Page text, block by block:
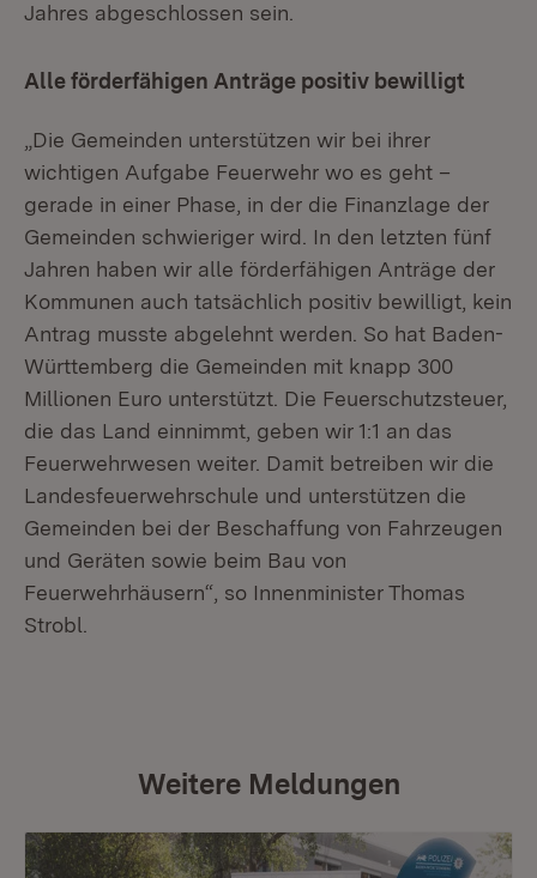
Jahres abgeschlossen sein.
Alle förderfähigen Anträge positiv bewilligt
„Die Gemeinden unterstützen wir bei ihrer
wichtigen Aufgabe Feuerwehr wo es geht –
gerade in einer Phase, in der die Finanzlage der
Gemeinden schwieriger wird. In den letzten fünf
Jahren haben wir alle förderfähigen Anträge der
Kommunen auch tatsächlich positiv bewilligt, kein
Antrag musste abgelehnt werden. So hat Baden-
Württemberg die Gemeinden mit knapp 300
Millionen Euro unterstützt. Die Feuerschutzsteuer,
die das Land einnimmt, geben wir 1:1 an das
Feuerwehrwesen weiter. Damit betreiben wir die
Landesfeuerwehrschule und unterstützen die
Gemeinden bei der Beschaffung von Fahrzeugen
und Geräten sowie beim Bau von
Feuerwehrhäusern“, so Innenminister Thomas
Strobl.
Weitere Meldungen